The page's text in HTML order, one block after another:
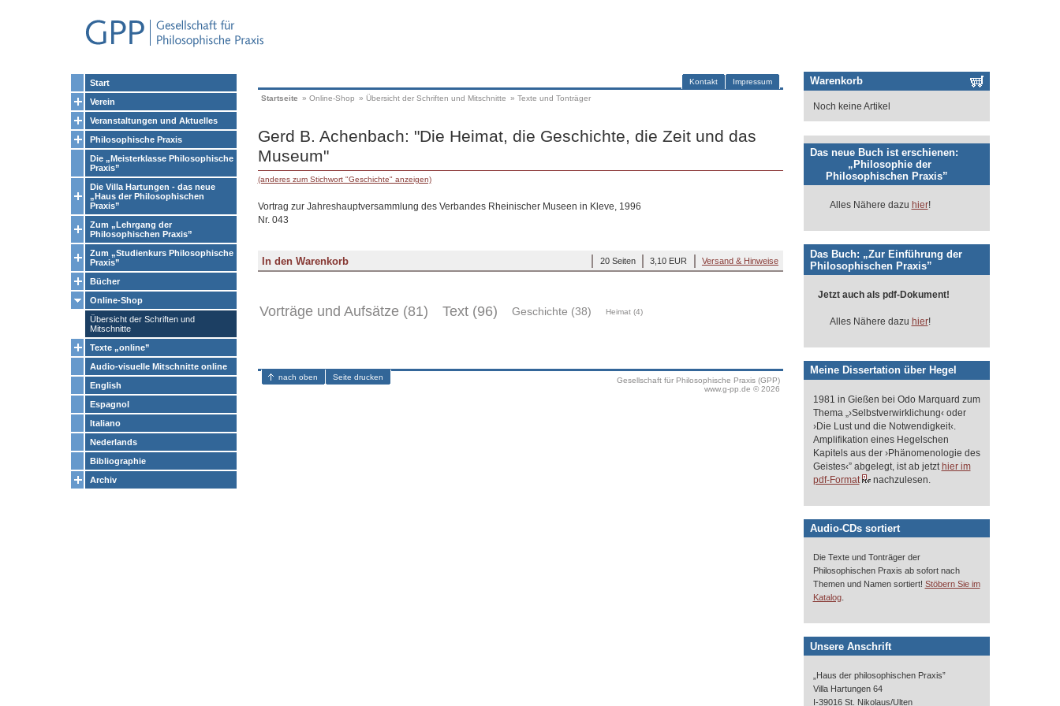
Start
Verein
Veranstaltungen und Aktuelles
Philosophische Praxis
Die „Meisterklasse Philosophische
Praxis”
Die Villa Hartungen - das neue
„Haus der Philosophischen
Praxis”
Zum „Lehrgang der
Philosophischen Praxis”
Zum „Studienkurs Philosophische
Praxis”
Bücher
Online-Shop
Übersicht der Schriften und
Mitschnitte
Texte „online”
Audio-visuelle Mitschnitte online
English
Espagnol
Italiano
Nederlands
Bibliographie
Archiv
Impressum
Kontakt
Startseite » Online-Shop » Übersicht der Schriften und Mitschnitte » Texte und Tonträger
Gerd B. Achenbach: "Die Heimat, die Geschichte, die Zeit und das
Museum"
(anderes zum Stichwort "Geschichte" anzeigen)
Vortrag zur Jahreshauptversammlung des Verbandes Rheinischer Museen in Kleve, 1996
Nr. 043
Versand & Hinweise
3,10 EUR
20 Seiten
Vorträge und Aufsätze (81) Text (96) Geschichte (38) Heimat (4)
Gesellschaft für Philosophische Praxis (GPP)
www.g-pp.de © 2026
nach oben Seite drucken
Warenkorb
Noch keine Artikel
Das neue Buch ist erschienen:
„Philosophie der
Philosophischen Praxis”
Alles Nähere dazu hier!
Das Buch: „Zur Einführung der
Philosophischen Praxis”
Jetzt auch als pdf-Dokument!
Alles Nähere dazu hier!
Meine Dissertation über Hegel
1981 in Gießen bei Odo Marquard zum
Thema „›Selbstverwirklichung‹ oder
›Die Lust und die Notwendigkeit‹.
Amplifikation eines Hegelschen
Kapitels aus der ›Phänomenologie des
Geistes‹” abgelegt, ist ab jetzt hier im
pdf-Format
nachzulesen.
Audio-CDs sortiert
Die Texte und Tonträger der
Philosophischen Praxis ab sofort nach
Themen und Namen sortiert! Stöbern Sie im
Katalog.
Unsere Anschrift
„Haus der philosophischen Praxis”
Villa Hartungen 64
I-39016 St. Nikolaus/Ulten